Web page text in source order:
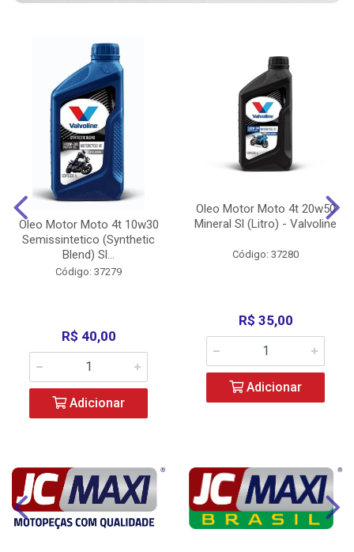
Oleo Motor Moto 4t 10w30
Semissintetico (Synthetic
Blend) Sl...
Código: 37279
R$ 40,00
Adicionar
Oleo Motor Moto 4t 20w50
Mineral Sl (Litro) - Valvoline
Código: 37280
R$ 35,00
Adicionar